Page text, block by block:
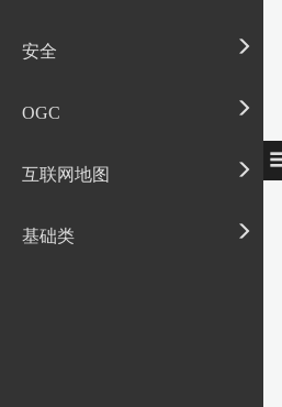
安全
OGC
互联网地图
基础类